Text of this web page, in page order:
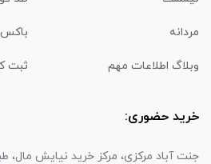
مردانه
وبلاگ اطلاعات مهم ثبت
خرید حضوری:
جنت آباد مرکزی، مرکز خرید نیایش مال،